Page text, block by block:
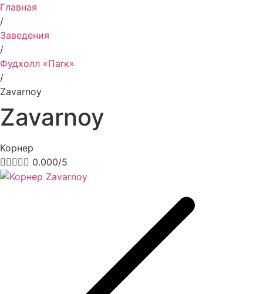
Главная
/
Заведения
/
Фудхолл «Паrк»
/
Zavarnoy
Zavarnoy
Корнер
 0.000/5